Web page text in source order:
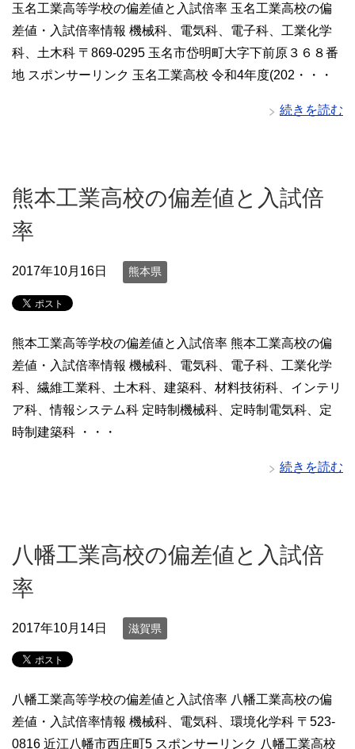
玉名工業高等学校の偏差値と入試倍率 玉名工業高校の偏
差値・入試倍率情報 機械科、電気科、電子科、工業化学
科、土木科 〒869-0295 玉名市岱明町大字下前原３６８番
地 スポンサーリンク 玉名工業高校 令和4年度(202・・・
続きを読む
熊本工業高校の偏差値と入試倍
率
2017年10月16日 熊本県
熊本工業高等学校の偏差値と入試倍率 熊本工業高校の偏
差値・入試倍率情報 機械科、電気科、電子科、工業化学
科、繊維工業科、土木科、建築科、材料技術科、インテリ
ア科、情報システム科 定時制機械科、定時制電気科、定
時制建築科 ・・・
続きを読む
八幡工業高校の偏差値と入試倍
率
2017年10月14日 滋賀県
八幡工業高等学校の偏差値と入試倍率 八幡工業高校の偏
差値・入試倍率情報 機械科、電気科、環境化学科 〒523-
0816 近江八幡市西庄町5 スポンサーリンク 八幡工業高校